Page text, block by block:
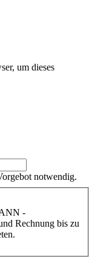
um dieses
notwendig.
-
Rechnung bis zu